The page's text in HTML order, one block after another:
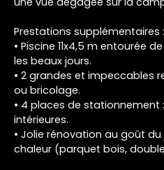
Prestations supplémentaires :
• Piscine 11x4,5 m entourée
les beaux jours.
• 2 grandes et impeccables
ou bricolage.
• 4 places de stationnement
intérieures.
• Jolie rénovation au goût
chaleur (parquet bois,